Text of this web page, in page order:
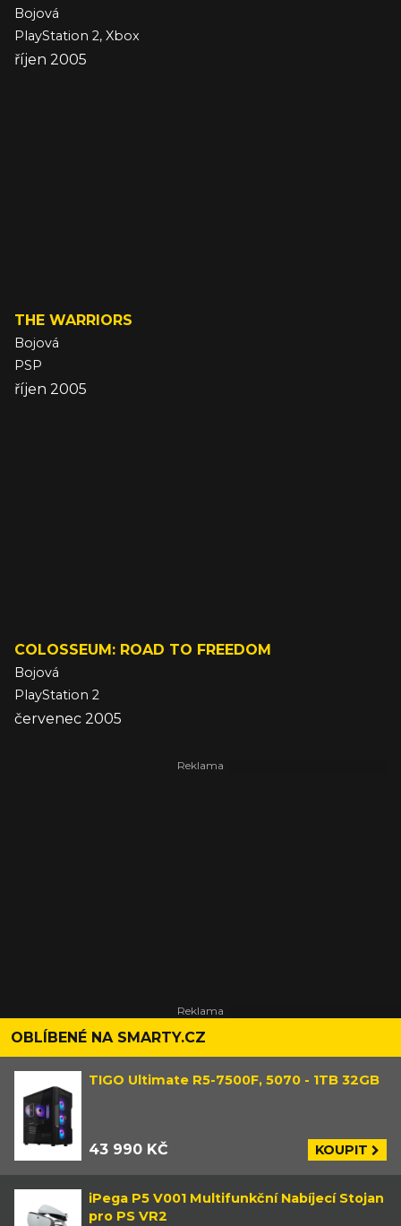
Bojová
PlayStation 2, Xbox
říjen 2005
THE WARRIORS
Bojová
PSP
říjen 2005
COLOSSEUM: ROAD TO FREEDOM
Bojová
PlayStation 2
červenec 2005
OBLÍBENÉ NA SMARTY.CZ
TIGO Ultimate R5-7500F, 5070 - 1TB 32GB
43 990 KČ KOUPIT
iPega P5 V001 Multifunkční Nabíjecí Stojan
pro PS VR2